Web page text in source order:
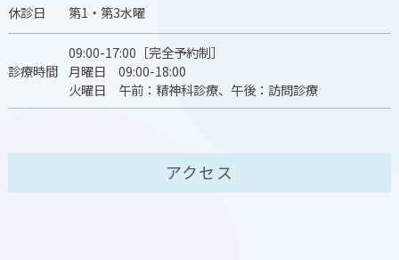
休診日 第1・第3水曜
診療時間
09:00-17:00［完全予約制］
月曜日 09:00-18:00
火曜日 午前：精神科診療、午後：訪問診療
アクセス